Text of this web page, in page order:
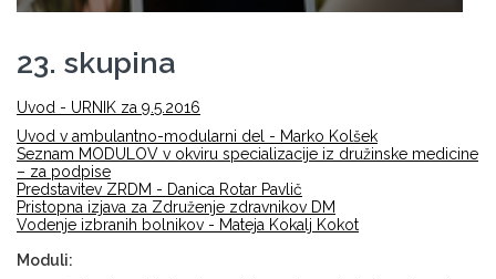
23. skupina
Uvod - URNIK za 9.5.2016
Uvod v ambulantno-modularni del - Marko Kolšek
Seznam MODULOV v okviru specializacije iz družinske medicine
– za podpise
Predstavitev ZRDM - Danica Rotar Pavlič
Pristopna izjava za Združenje zdravnikov DM
Vodenje izbranih bolnikov - Mateja Kokalj Kokot
Moduli: